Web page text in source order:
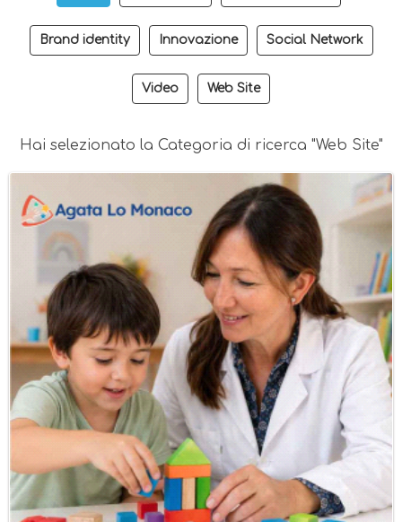
Brand identity Innovazione Social Network
Video Web Site
Hai selezionato la Categoria di ricerca "Web Site"